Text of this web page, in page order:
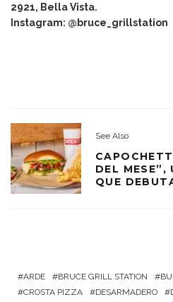
2921, Bella Vista.
Instagram: @bruce_grillstation
See Also
DEL MESE”,
QUE
ARDE BRUCE GRILL STATION
CROSTA PIZZA
DESARMADERO